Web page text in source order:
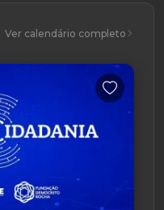
Ver calendário completo